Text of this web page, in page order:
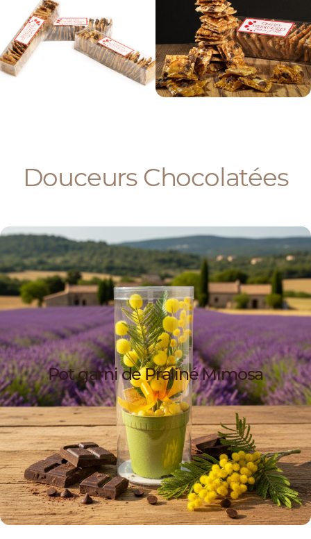
Douceurs Chocolatées
Pot garni de Praliné Mimosa